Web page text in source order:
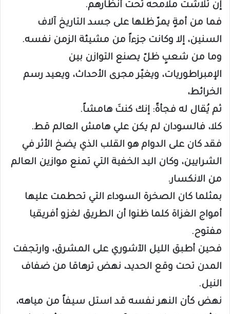
إن تلاشت ملامحه تحت أنظارهم.
فما من أمةٍ يمرّ ظلها على جسد التاريخ آلاف
السنين، إلا وكانت جزءاً من مشيئة الزمن نفسه.
وما من شعبٍ ظلّ يصنع التوازن بين
الإمبراطوريات، ويغيّر مجرى الأحداث، ويعيد رسم
الخرائط،
ثم يُقال له فجأةً: إنك كنتَ هامشاً.
كلا، فالسودان لم يكن علي هامش العالم قط.
فقد كان على الدوام هو القلب الذي يضخ الأثر في
الشرايين، وكان اليد الخفية التي تمنع موازين العالم
من الانكسار.
بمثلما كان الصخرة السوداء التي تحطمت عليها
أمواج الغزاة كلما ظنوا أن الطريق لغزو أفريقيا
مفتوح.
فحين أطبق الليل الآشوري على المشرق، وارتجفت
المدن تحت وقع الحديد، نهض ترهاقا من ضفاف
النيل.
نهض كأن النهر نفسه قد استل سيفاً من مياهه،